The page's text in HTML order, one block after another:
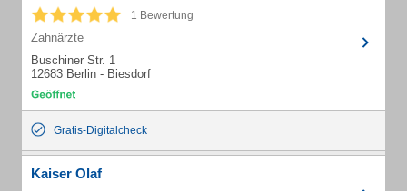
1 Bewertung
Zahnärzte
Buschiner Str. 1
12683 Berlin - Biesdorf
Gratis-Digitalcheck
Kaiser Olaf